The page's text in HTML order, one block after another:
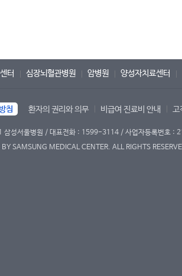
터 심장뇌혈관병원 암병원 양성자치료센터
침 환자의 권리와 의무 비급여 진료비 안내 고
삼성서울병원 / 대표전화 : 1599-3114 / 사업자등록번호
SAMSUNG MEDICAL CENTER. ALL RIGHTS